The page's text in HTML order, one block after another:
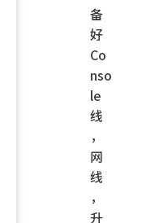
备
好
Co
nso
le
线
，
网
线
，
升